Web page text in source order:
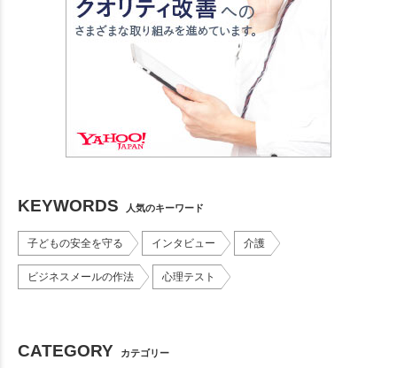
KEYWORDS 人気のキーワード
子どもの安全を守る インタビュー 介護
ビジネスメールの作法 心理テスト
CATEGORY カテゴリー